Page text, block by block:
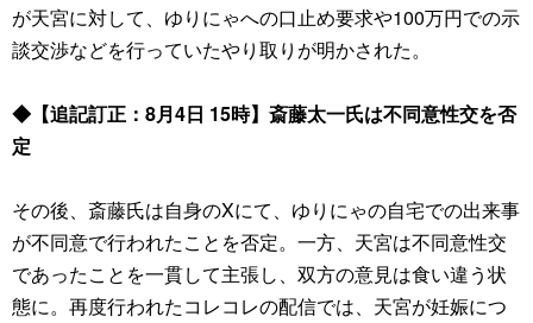
が天宮に対して、ゆりにゃへの口止め要求や100万円での示
談交渉などを行っていたやり取りが明かされた。
◆【追記訂正：8月4日 15時】斎藤太一氏は不同意性交を否
定
その後、斎藤氏は自身のXにて、ゆりにゃの自宅での出来事
が不同意で行われたことを否定。一方、天宮は不同意性交
であったことを一貫して主張し、双方の意見は食い違う状
態に。再度行われたコレコレの配信では、天宮が妊娠につ